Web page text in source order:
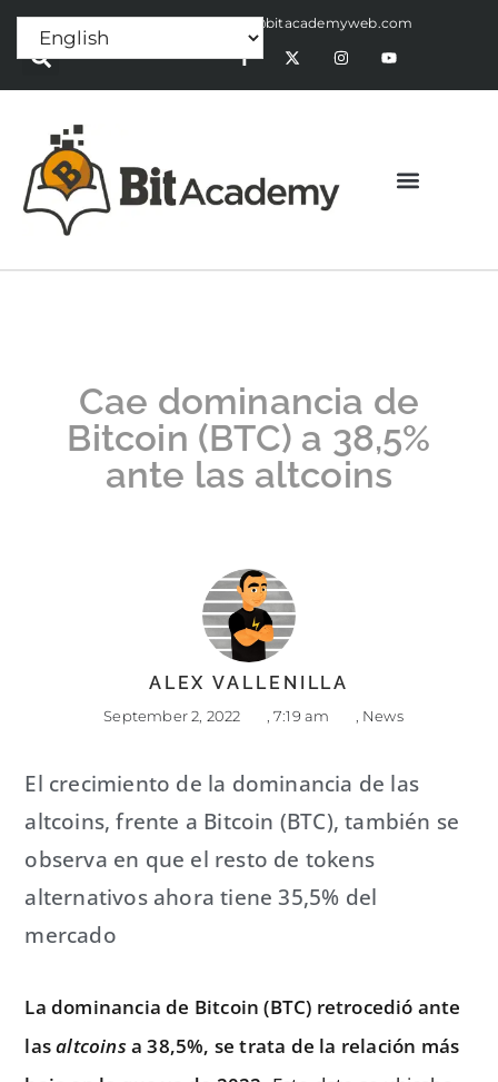
Press Release:alex@bitacademyweb.com
Cae dominancia de
Bitcoin (BTC) a 38,5%
ante las altcoins
ALEX VALLENILLA
September 2, 2022 7:19 am News
El crecimiento de la dominancia de las
altcoins, frente a Bitcoin (BTC), también se
observa en que el resto de tokens
alternativos ahora tiene 35,5% del
mercado
La dominancia de Bitcoin (BTC) retrocedió ante
lasaltcoinsa 38,5%, se trata de la relación más